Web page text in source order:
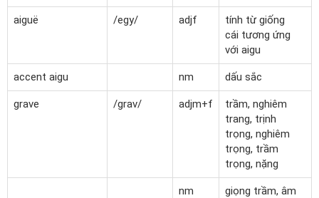
aiguë /egy/ adjf
tính từ giống
cái tương ứng
với aigu
accent aigu nm dấu sắc
grave /grav/ adjm+f
trầm, nghiêm
trang, trịnh
trọng, nghiêm
trọng, trầm
trọng, nặng
nm
giọng trầm, âm